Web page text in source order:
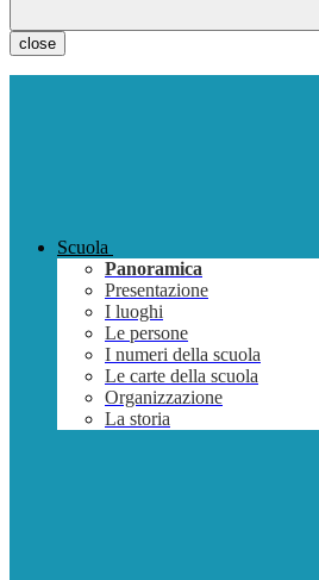
close
Scuola
Panoramica
Presentazione
I luoghi
Le persone
I numeri della scuola
Le carte della scuola
Organizzazione
La storia